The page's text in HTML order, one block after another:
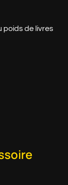
poids de livres